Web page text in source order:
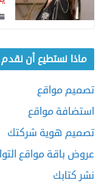
ماذا نستطيع أن
تصميم مواقع
استضافة مواقع
تصميم هوية شركتك
عروض باقة مواقع
نشر كتابك